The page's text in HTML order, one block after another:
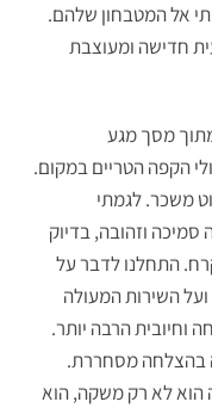
אל המטבחון שלהם.
חדישה ומעוצבת
מסך מגע
הקפה הטריים במקום.
משכר. לגמתי
וזהובה, בדיוק
התחלנו לדבר על
השירות המעולה
וחיובית הרבה יותר.
בהצלחה מסחררת.
הוא לא רק משקה, הוא